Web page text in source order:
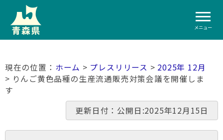
メニュー
ホーム > プレスリリース > 2025年 12月
> りんご黄色品種の生産流通販売対策会議を開催しま
す
更新日付：公開日:2025年12月15日